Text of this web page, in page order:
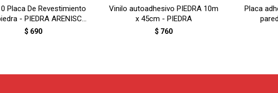
Placa De Revestimiento
- PIEDRA ARENISCA
BEIGE
$ 690
Vinilo autoadhesivo PIEDRA 10m
x 45cm - PIEDRA
$ 760
Placa